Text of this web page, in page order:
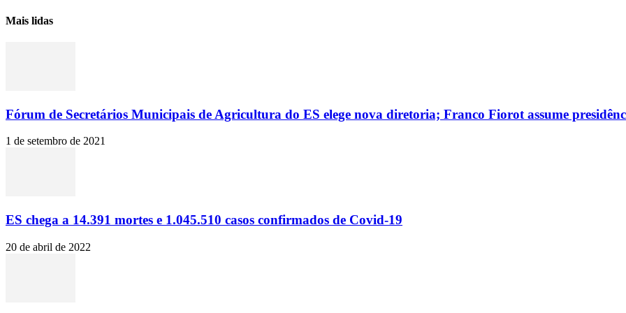
Mais lidas
Fórum de Secretários Municipais de Agricultura do ES elege nova diretoria; Franco Fiorot assume
1 de setembro de 2021
ES chega a 14.391 mortes e 1.045.510 casos confirmados de Covid-19
20 de abril de 2022